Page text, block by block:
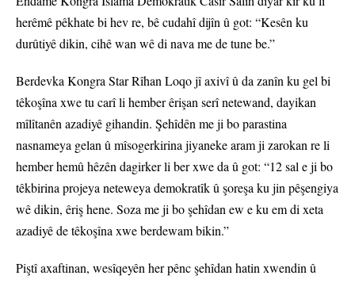
herêmê pêkhate bi hev re, bê cudahî dijîn û got: “Kesên ku
durûtiyê dikin, cihê wan wê di nava me de tune be.”
Berdevka Kongra Star Rîhan Loqo jî axivî û da zanîn ku gel bi
têkoşîna xwe tu carî li hember êrişan serî netewand, dayikan
mîlîtanên azadiyê gihandin. Şehîdên me ji bo parastina
nasnameya gelan û mîsogerkirina jiyaneke aram ji zarokan re li
hember hemû hêzên dagirker li ber xwe da û got: “12 sal e ji bo
têkbirina projeya neteweya demokratîk û şoreşa ku jin pêşengiya
wê dikin, êriş hene. Soza me ji bo şehîdan ew e ku em di xeta
azadiyê de têkoşîna xwe berdewam bikin.”
Piştî axaftinan, wesîqeyên her pênc şehîdan hatin xwendin û